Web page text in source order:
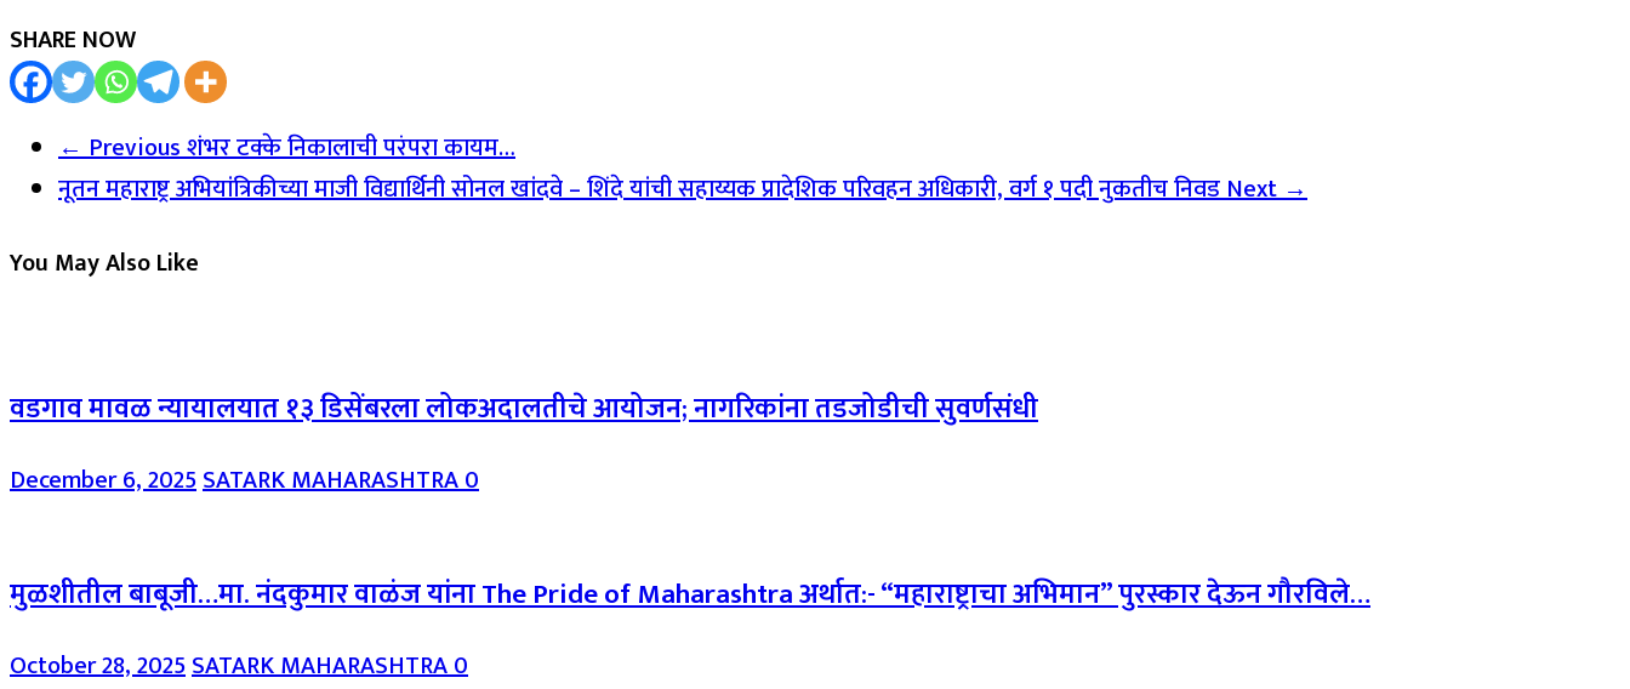
SHARE NOW
← Previousशंभर टक्के निकालाची परंपरा कायम…
नूतन महाराष्ट्र अभियांत्रिकीच्या माजी विद्यार्थिनी सोनल खांदवे – शिंदे यांची सहाय्यक प्रादेशिक परिवहन अधिकारी, वर्ग १ पदी नुकतीच निवडNext →
You May Also Like
वडगाव मावळ न्यायालयात १३ डिसेंबरला लोकअदालतीचे आयोजन; नागरिकांना तडजोडीची सुवर्णसंधी
December 6, 2025SATARK MAHARASHTRA0
मुळशीतील बाबूजी…मा. नंदकुमार वाळंज यांना The Pride of Maharashtra अर्थात:- “महाराष्ट्राचा अभिमान” पुरस्कार देऊन गौरविले…
October 28, 2025SATARK MAHARASHTRA0